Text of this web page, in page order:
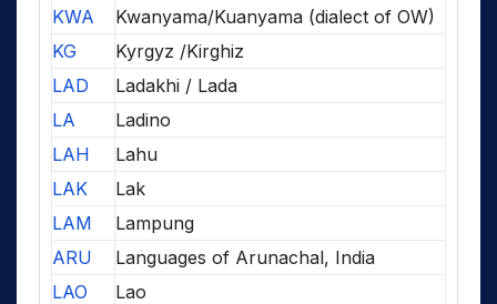
KWA
Kwanyama/Kuanyama (dialect of OW)
KG
Kyrgyz /Kirghiz
LAD
Ladakhi / Lada
LA
Ladino
LAH
Lahu
LAK
Lak
LAM
Lampung
ARU
Languages of Arunachal, India
LAO
Lao